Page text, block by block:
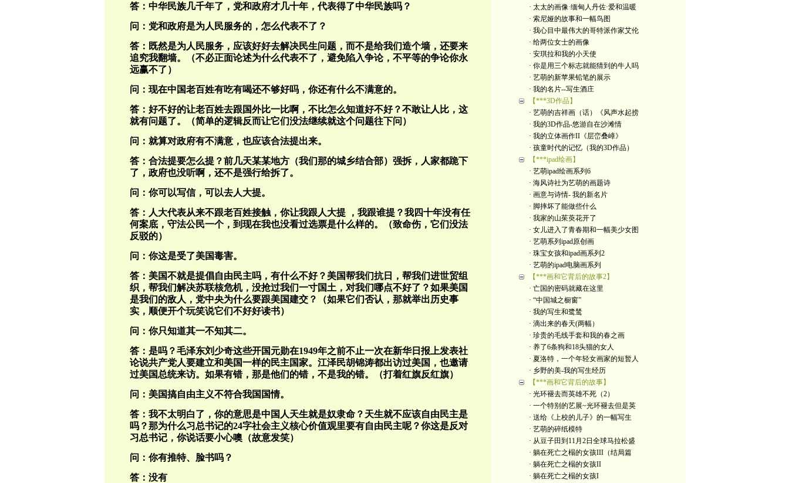
答：中华民族几千年了，党和政府才几十年，代表得了中华民族吗？
问：党和政府是为人民服务的，怎么代表不了？
答：既然是为人民服务，应该好好去解决民生问题，而不是给我们造个墙，还要来
追究我翻墙。（不必正面论述为什么代表不了，避免陷入争论，不平等的争论你永
远赢不了）
问：现在中国老百姓有吃有喝还不够好吗，你还有什么不满意的。
答：好不好的让老百姓去跟国外比一比啊，不比怎么知道好不好？不敢让人比，这
就有问题了。（简单的逻辑反而让它们没法继续就这个问题往下问）
问：就算对政府有不满意，也应该合法提出来。
答：合法提要怎么提？前几天某某地方（我们那的城乡结合部）强拆，人家都跪下
了，政府也没听啊，还不是强行给拆了。
问：你可以写信，可以去人大提。
答：人大代表从来不跟老百姓接触，你让我跟人大提 ，我跟谁提？我四十年没有任
何案底，守法公民一个，到现在我也没看过选票是什么样的。（致命伤，它们没法
反驳的）
问：你这是受了美国毒害。
答：美国不就是提倡自由民主吗，有什么不好？美国帮我们抗日，帮我们进世贸组
织，帮我们解决苏联核危机，没抢过我们一寸国土，对我们哪点不好了？如果美国
是我们的敌人，党中央为什么要跟美国建交？（如果它们否认，那就举出历史事
实，顺便开个玩笑说它们不好好读书）
问：你只知道其一不知其二。
答：是吗？毛泽东刘少奇这些开国元勋在1949年之前不止一次在新华日报上发表社
论说共产党人要建立和美国一样的民主国家。江泽民胡锦涛都出访过美国，也邀请
过美国总统来访。如果有错，那是他们的错，不是我的错。（打着红旗反红旗）
问：美国搞自由主义不符合我国国情。
答：我不太明白了，你的意思是中国人天生就是奴隶命？天生就不应该自由民主是
吗？那为什么习总书记的24字社会主义核心价值观里要有自由民主呢？你这是反对
习总书记，你说话要小心噢（故意发笑）
问：你有推特、脸书吗？
答：没有
· 太太的画像·缅甸人丹佐·爱和温暖
· 索尼娅的故事和一幅鸟图
· 我心目中最伟大的哥特派作家艾伦
· 给两位女士的画像
· 安琪拉和我的小天使
· 你是用三个标志就能猜到的牛人吗
· 艺萌的新苹果铅笔的展示
· 我的名片--写生酒庄
【***3D作品】
· 艺萌的吉祥画（话）《风声水起捞
· 我的3D作品-悠游自在沙滩情
· 我的立体画作II《层峦叠嶂》
· 孩童时代的记忆（我的3D作品）
【***ipad绘画】
· 艺萌ipad绘画系列6
· 海风诗社为艺萌的画题诗
· 画意与诗情- 我的新名片
· 脚摔坏了能做些什么
· 我家的山茱萸花开了
· 女儿进入了青春期和一幅美少女图
· 艺萌系列ipad原创画
· 珠宝女孩和ipad画系列2
· 艺萌的ipad电脑画系列
【***画和它背后的故事2】
· 亡国的密码就藏在这里
· “中国城之橱窗”
· 我的写生和鹭鸶
· 滴出来的春天(两幅）
· 珍贵的毛线手套和我的春之画
· 养了6条狗和18头猫的女人
· 夏洛特，一个年轻女画家的短暂人
· 乡野的美-我的写生经历
【***画和它背后的故事】
· 光环褪去而英雄不死（2）
· 一个特别的艺展~光环褪去但是英
· 送给《上校的儿子》的一幅写生
· 艺萌的碎纸模特
· 从豆子田到11月2日全球马拉松盛
· 躺在死亡之榻的女孩III（结局篇
· 躺在死亡之榻的女孩II
· 躺在死亡之榻的女孩I